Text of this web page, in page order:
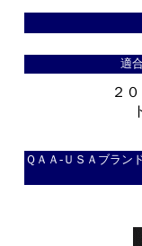
適
２
ＱＡＡ-ＵＳＡブラン
ドゥビル_クローム/
クローム/ステンレ
クローム/ステンレ